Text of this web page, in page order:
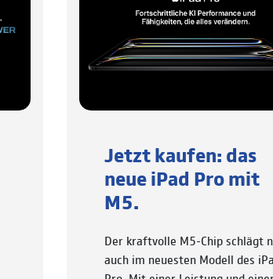
Jetzt kaufen: das
neue iPad Pro mit
M5.
Der kraftvolle M5-Chip schlägt
auch im neuesten Modell des